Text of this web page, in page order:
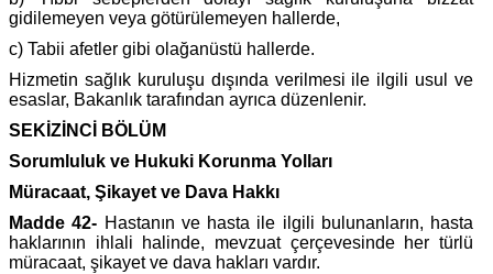
gidilemeyen veya götürülemeyen hallerde,
c) Tabii afetler gibi olağanüstü hallerde.
Hizmetin sağlık kuruluşu dışında verilmesi ile ilgili usul ve
esaslar, Bakanlık tarafından ayrıca düzenlenir.
SEKİZİNCİ BÖLÜM
Sorumluluk ve Hukuki Korunma Yolları
Müracaat, Şikayet ve Dava Hakkı
Madde 42- Hastanın ve hasta ile ilgili bulunanların, hasta
haklarının ihlali halinde, mevzuat çerçevesinde her türlü
müracaat, şikayet ve dava hakları vardır.